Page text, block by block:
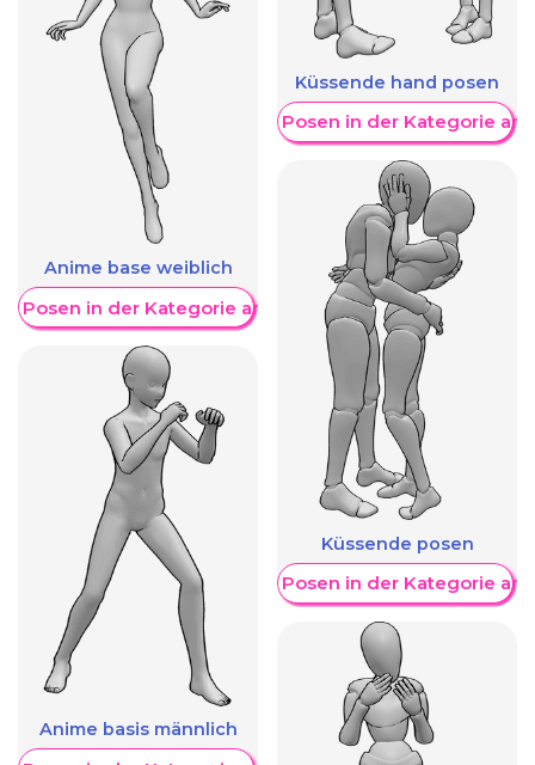
Anime base weiblich
Posen in der Kategorie anzeigen
Anime basis männlich
Küssende hand posen
Weitere Posen in der Kategorie
Küssende posen
Weitere Posen in der Kategorie